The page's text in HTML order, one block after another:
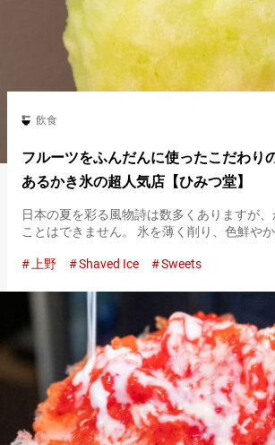
飲食
フルーツをふんだんに使ったこだわ
あるかき氷の超人気店【ひみつ堂】
日本の夏を彩る風物詩は数多くありますが
ことはできません。 氷を薄く削り、色鮮や
の代表格です。 『ひみつ堂』のかき氷製作風
上野 Shaved Ice Sweets